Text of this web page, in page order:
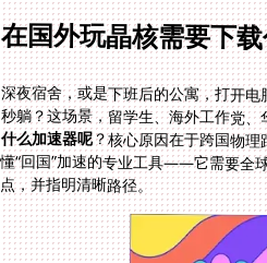
在国外玩晶核需要下
深夜宿舍，或是下班后的公寓，打开
秒躺？这场景，留学生、海外工作党
什么加速器呢？核心原因在于跨国物
懂“回国”加速的专业工具
点，并指明清晰路径。